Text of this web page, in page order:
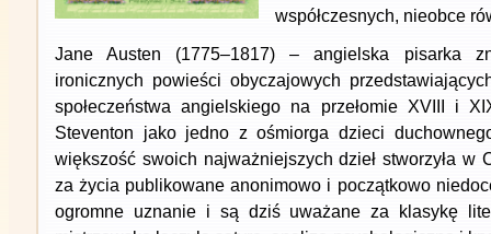
współczesnych, nieobce
Jane Austen (1775–1817) – angielska pisarka
ironicznych powieści obyczajowych
społeczeństwa angielskiego na przełomie XVIII i
Steventon jako jedno z ośmiorga dzieci
większość swoich najważniejszych dzieł stworzyła w
za życia publikowane anonimowo i początkowo
ogromne uznanie i są dziś uważane za klasykę